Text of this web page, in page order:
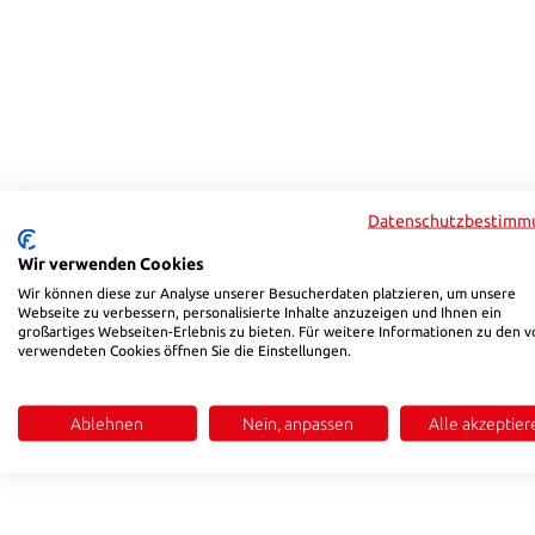
Wir verwenden Cookies
Wir können diese zur Analyse unserer Besucherdaten platzieren, um unsere
Webseite zu verbessern, personalisierte Inhalte anzuzeigen und Ihnen ein
großartiges Webseiten-Erlebnis zu bieten. Für weitere Informationen zu den
verwendeten Cookies öffnen Sie die Einstellungen.
Ablehnen Nein, anpassen Alle